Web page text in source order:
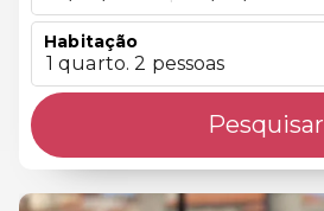
Habitação
1 quarto. 2 pessoas
Pesquisar